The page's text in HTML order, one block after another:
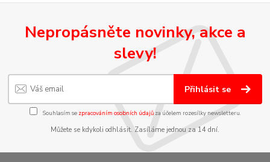
Nepropásněte novinky, akce a
slevy!
Přihlásit se
Souhlasím se zpracováním osobních údajůza účelem rozesílky newsletteru.
Můžete se kdykoli odhlásit. Zasíláme jednou za 14 dní.